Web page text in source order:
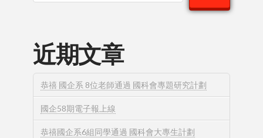
近期文章
恭禧 國企系 8位老師通過 國科會專題研究計劃
國企58期電子報上線
恭禧國企系6組同學通過 國科會大專生計劃